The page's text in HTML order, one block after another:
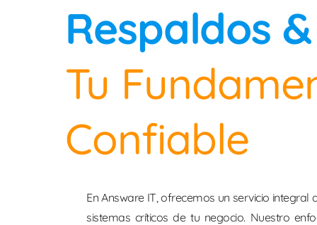
Respaldos
Tu
Confiable
En Answare IT, ofrecemos un servicio integral
sistemas críticos de tu negocio. Nuestro